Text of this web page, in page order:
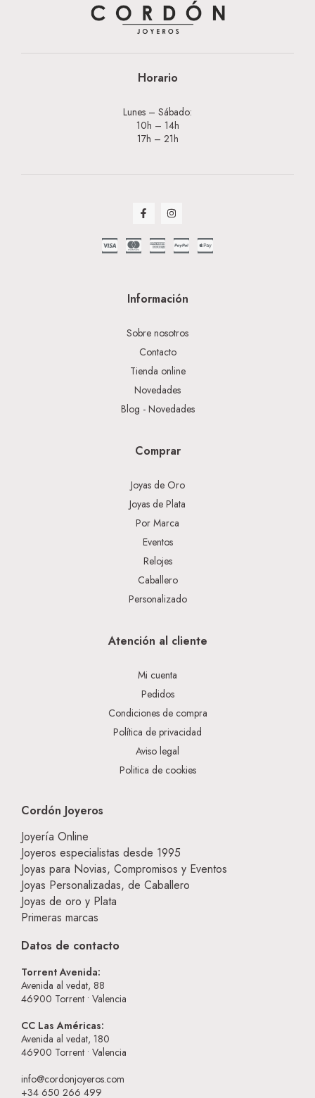
Horario
Lunes – Sábado:
10h – 14h
17h – 21h
Información
Sobre nosotros
Contacto
Tienda online
Novedades
Blog - Novedades
Comprar
Joyas de Oro
Joyas de Plata
Por Marca
Eventos
Relojes
Caballero
Personalizado
Atención al cliente
Mi cuenta
Pedidos
Condiciones de compra
Política de privacidad
Aviso legal
Politica de cookies
Cordón Joyeros
Joyería Online
Joyeros especialistas desde 1995
Joyas para Novias, Compromisos y Eventos
Joyas Personalizadas, de Caballero
Joyas de oro y Plata
Primeras marcas
Datos de contacto
Torrent Avenida:
Avenida al vedat, 88
46900 Torrent • Valencia
CC Las Américas:
Avenida al vedat, 180
46900 Torrent • Valencia
info@cordonjoyeros.com
+34 650 266 499